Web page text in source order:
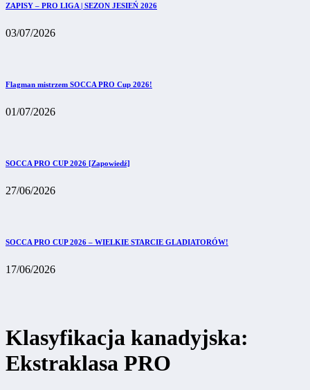
ZAPISY – PRO LIGA | SEZON JESIEŃ 2026
03/07/2026
Flagman mistrzem SOCCA PRO Cup 2026!
01/07/2026
SOCCA PRO CUP 2026 [Zapowiedź]
27/06/2026
SOCCA PRO CUP 2026 – WIELKIE STARCIE GLADIATORÓW!
17/06/2026
Klasyfikacja kanadyjska:
Ekstraklasa PRO